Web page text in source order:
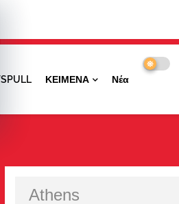
ΚΕΙΜΕΝΑ ΝέαΠΕΡΙΟΧΩΝ
Athens